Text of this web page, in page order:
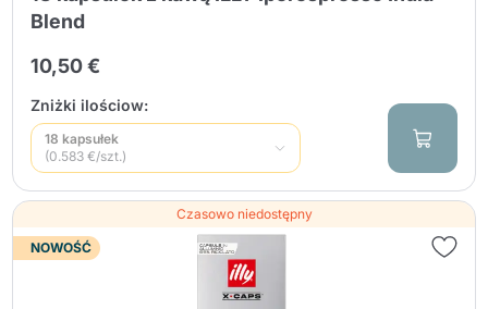
Blend
10,50 €
Zniżki ilościow:
18 kapsułek
(0.583 €/szt.)
Czasowo niedostępny
NOWOŚĆ